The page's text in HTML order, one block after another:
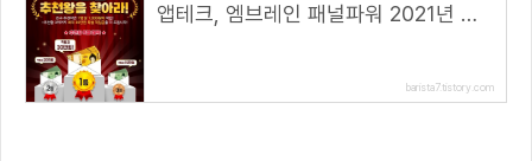
앱테크, 엠브레인 패널파워 2021년 추천왕을 찾아라!
barista7.tistory.com